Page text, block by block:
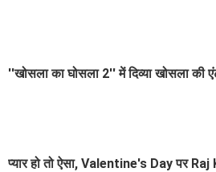
''खोसला का घोसला 2'' में दिव्या खोसला की
प्यार हो तो ऐसा, Valentine's Day पर